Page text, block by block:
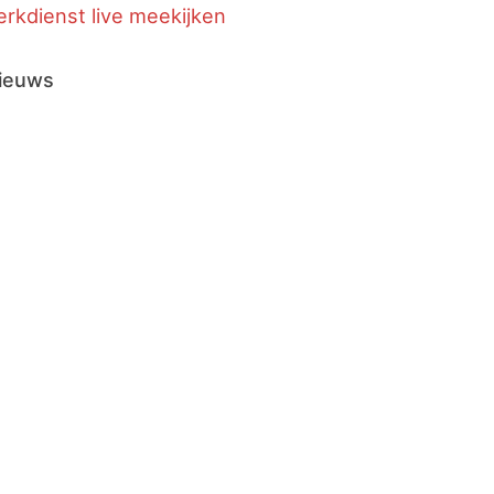
live meekijken